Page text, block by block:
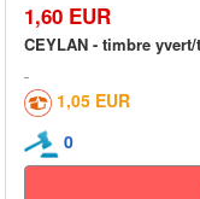
1,60 EUR
CEYLAN - timbre
1,05 EUR
0